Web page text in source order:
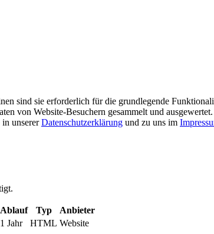
sind sie erforderlich für die grundlegende
von Website-Besuchern gesammelt und
unsererDatenschutzerklärung und zu uns im
Ablauf Typ
Anbieter
1 Jahr HTML Website